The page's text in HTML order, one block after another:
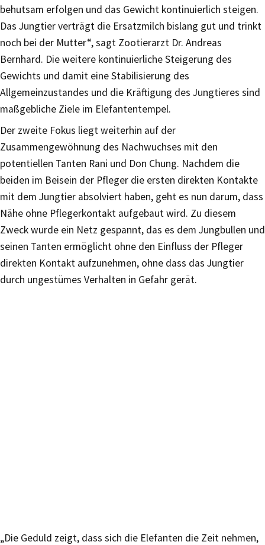
behutsam erfolgen und das Gewicht kontinuierlich steigen.
Das Jungtier verträgt die Ersatzmilch bislang gut und trinkt
noch bei der Mutter“, sagt Zootierarzt Dr. Andreas
Bernhard. Die weitere kontinuierliche Steigerung des
Gewichts und damit eine Stabilisierung des
Allgemeinzustandes und die Kräftigung des Jungtieres sind
maßgebliche Ziele im Elefantentempel.
Der zweite Fokus liegt weiterhin auf der
Zusammengewöhnung des Nachwuchses mit den
potentiellen Tanten Rani und Don Chung. Nachdem die
beiden im Beisein der Pfleger die ersten direkten Kontakte
mit dem Jungtier absolviert haben, geht es nun darum, dass
Nähe ohne Pflegerkontakt aufgebaut wird. Zu diesem
Zweck wurde ein Netz gespannt, das es dem Jungbullen und
seinen Tanten ermöglicht ohne den Einfluss der Pfleger
direkten Kontakt aufzunehmen, ohne dass das Jungtier
durch ungestümes Verhalten in Gefahr gerät.
„Die Geduld zeigt, dass sich die Elefanten die Zeit nehmen,